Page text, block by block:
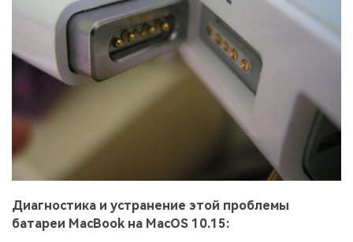
Диагностика и устранение этой проблемы
батареи MacBook на MacOS 10.15: